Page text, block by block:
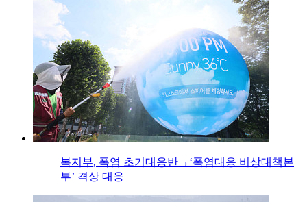
복지부, 폭염 초기대응반→‘폭염대응 비상대책본
부’ 격상 대응